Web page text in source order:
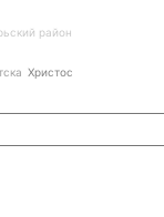
район
Христос